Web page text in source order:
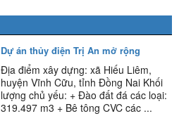
Dự án thủy điện Trị An mở rộng
Địa điểm xây dựng: xã Hiếu Liêm,
huyện Vĩnh Cữu, tỉnh Đồng Nai Khối
lượng chủ yếu: + Đào đất đá các loại:
319.497 m3 + Bê tông CVC các ...